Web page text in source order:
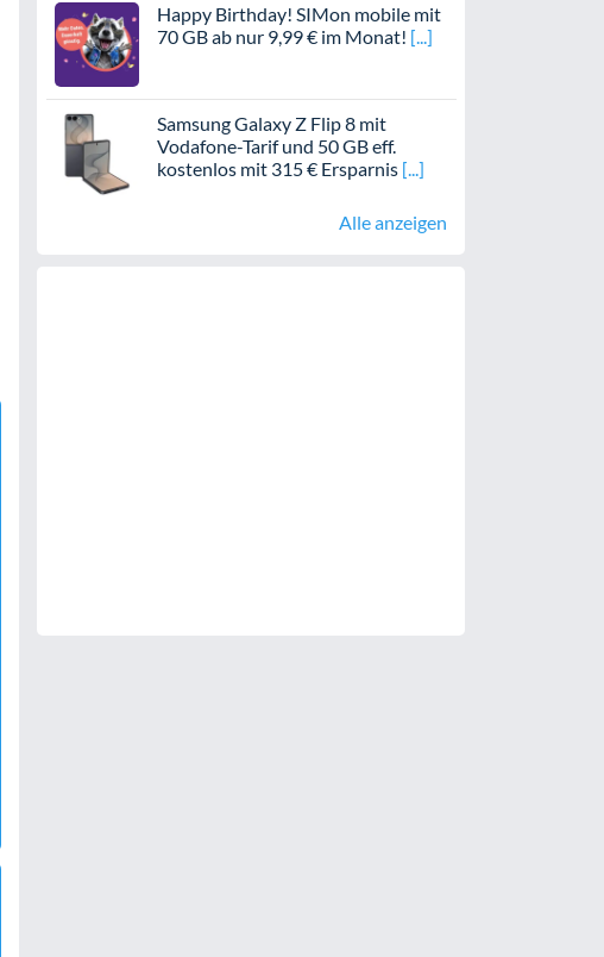
Happy Birthday! SIMon mobile mit
70 GB ab nur 9,99 € im Monat!
Samsung Galaxy Z Flip 8 mit
Vodafone-Tarif und 50 GB eff.
kostenlos mit 315 € Ersparnis
Alle anzeigen